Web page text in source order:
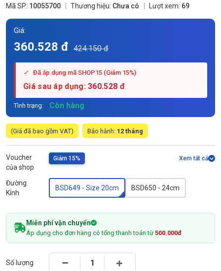
Mã SP: 10055700 Thương hiệu: Chưa có Lượt xem: 69
Giá:
360.528 đ 424.150 đ
✓ Đã áp dụng mã SHOP15 (Giảm 15%)
Giá sau áp dụng:360.528 đ
Tình trạng: Còn hàng
(Giá đã bao gồm VAT) Bảo hành: 12 tháng
Voucher
của shop
Giảm 15% Xem tất cả
Đường
Kính
BSD649 - Size 20cm BSD650 - 24cm
Miễn phí vận chuyển
Áp dụng cho đơn hàng có tổng thanh toán từ 500.000đ
Số lượng